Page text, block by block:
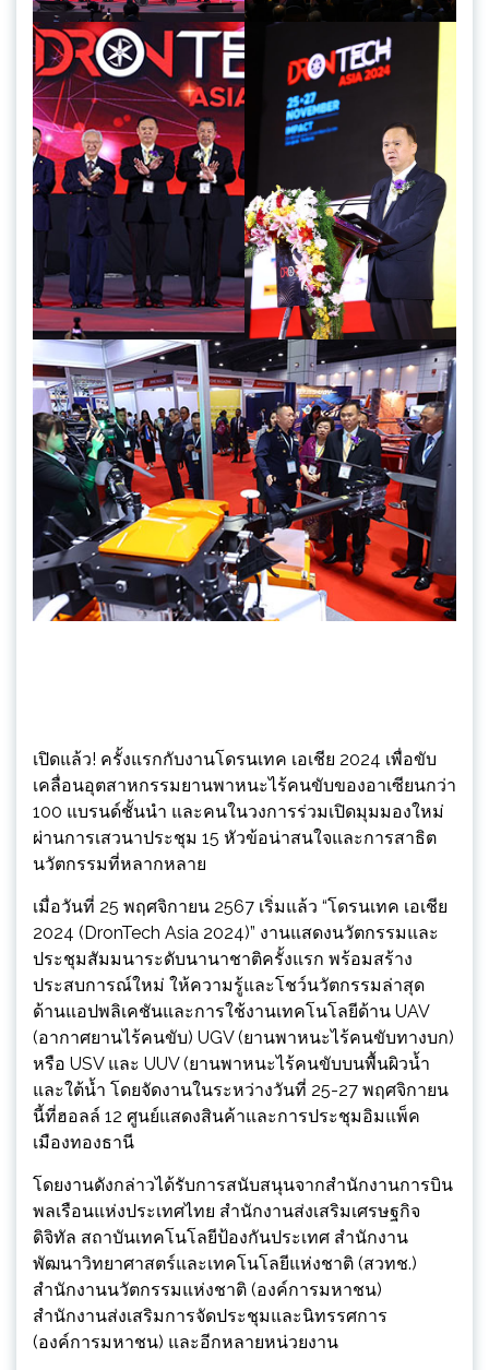
เปิดแล้ว! ครั้งแรกกับงานโดรนเทค เอเชีย 2024 เพื่อขับ
เคลื่อนอุตสาหกรรมยานพาหนะไร้คนขับของอาเซียนกว่า
100 แบรนด์ชั้นนำ และคนในวงการร่วมเปิดมุมมองใหม่
ผ่านการเสวนาประชุม 15 หัวข้อน่าสนใจและการสาธิต
นวัตกรรมที่หลากหลาย
เมื่อวันที่ 25 พฤศจิกายน 2567 เริ่มแล้ว “โดรนเทค เอเชีย
2024 (DronTech Asia 2024)” งานแสดงนวัตกรรมและ
ประชุมสัมมนาระดับนานาชาติครั้งแรก พร้อมสร้าง
ประสบการณ์ใหม่ ให้ความรู้และโชว์นวัตกรรมล่าสุด
ด้านแอปพลิเคชันและการใช้งานเทคโนโลยีด้าน UAV
(อากาศยานไร้คนขับ) UGV (ยานพาหนะไร้คนขับทางบก)
หรือ USV และ UUV (ยานพาหนะไร้คนขับบนพื้นผิวน้ำ
และใต้น้ำ โดยจัดงานในระหว่างวันที่ 25-27 พฤศจิกายน
นี้ที่ฮอลล์ 12 ศูนย์แสดงสินค้าและการประชุมอิมแพ็ค
เมืองทองธานี
โดยงานดังกล่าวได้รับการสนับสนุนจากสำนักงานการบิน
พลเรือนแห่งประเทศไทย สำนักงานส่งเสริมเศรษฐกิจ
ดิจิทัล สถาบันเทคโนโลยีป้องกันประเทศ สำนักงาน
พัฒนาวิทยาศาสตร์และเทคโนโลยีแห่งชาติ (สวทช.)
สำนักงานนวัตกรรมแห่งชาติ (องค์การมหาชน)
สำนักงานส่งเสริมการจัดประชุมและนิทรรศการ
(องค์การมหาชน) และอีกหลายหน่วยงาน